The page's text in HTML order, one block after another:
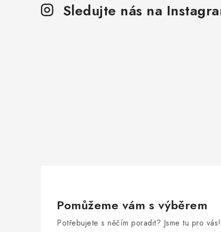
r
Sledujte nás na
Pomůžeme vám s výběrem
Potřebujete s něčím poradit? Jsme tu pro vás!